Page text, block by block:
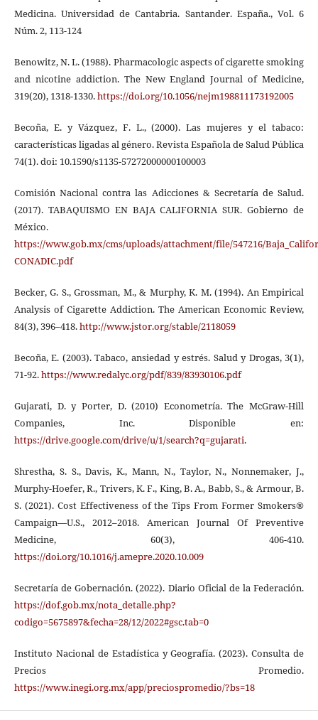
Medicina. Universidad de Cantabria. Santander. España., Vol. 6
Núm. 2, 113-124
Benowitz, N. L. (1988). Pharmacologic aspects of cigarette smoking
and nicotine addiction. The New England Journal of Medicine,
319(20), 1318-1330.https://doi.org/10.1056/nejm198811173192005
Becoña, E. y Vázquez, F. L., (2000). Las mujeres y el tabaco:
características ligadas al género. Revista Española de Salud Pública
74(1). doi: 10.1590/s1135-57272000000100003
Comisión Nacional contra las Adicciones & Secretaría de Salud.
(2017). TABAQUISMO EN BAJA CALIFORNIA SUR. Gobierno de
México.
https://www.gob.mx/cms/uploads/attachment/file/547216/
CONADIC.pdf
Becker, G. S., Grossman, M., & Murphy, K. M. (1994). An Empirical
Analysis of Cigarette Addiction. The American Economic Review,
84(3), 396–418.http://www.jstor.org/stable/2118059
Becoña, E. (2003). Tabaco, ansiedad y estrés. Salud y Drogas, 3(1),
71-92.https://www.redalyc.org/pdf/839/83930106.pdf
Gujarati, D. y Porter, D. (2010) Econometría. The McGraw-Hill
Companies, Inc. Disponible en:
https://drive.google.com/drive/u/1/search?q=gujarati.
Shrestha, S. S., Davis, K., Mann, N., Taylor, N., Nonnemaker, J.,
Murphy-Hoefer, R., Trivers, K. F., King, B. A., Babb, S., & Armour, B.
S. (2021). Cost Effectiveness of the Tips From Former Smokers®
Campaign—U.S., 2012–2018. American Journal Of Preventive
Medicine, 60(3), 406-410.
https://doi.org/10.1016/j.amepre.2020.10.009
Secretaría de Gobernación. (2022). Diario Oficial de la Federación.
https://dof.gob.mx/nota_detalle.php?
codigo=5675897&fecha=28/12/2022#gsc.tab=0
Instituto Nacional de Estadística y Geografía. (2023). Consulta de
Precios Promedio.
https://www.inegi.org.mx/app/preciospromedio/?bs=18